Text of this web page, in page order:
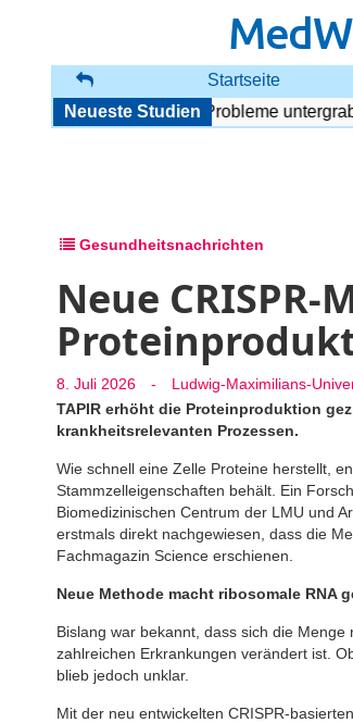
Startseite
Neueste Studien
Störung: Begleitende Probleme
Gesundheitsnachrichten
Neue
8. Juli 2026 -
Ludwig-Maximilians-
TAPIR erhöht die Proteinproduktion
krankheitsrelevanten Prozessen.
Wie schnell eine Zelle Proteine herstellt,
Stammzelleigenschaften behält. Ein
Biomedizinischen Centrum der LMU und
erstmals direkt nachgewiesen, dass die
Fachmagazin Science erschienen.
Neue Methode macht ribosomale RNA
Bislang war bekannt, dass sich die
zahlreichen Erkrankungen verändert ist.
blieb jedoch unklar.
Mit der neu entwickelten CRISPR-